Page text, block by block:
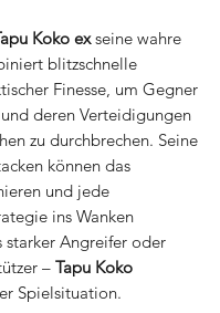
Koko exseine wahre
blitzschnelle
Finesse, um Gegner
deren Verteidigungen
zu durchbrechen. Seine
können das
und jede
ins Wanken
starker Angreifer oder
– Tapu Koko
Spielsituation.